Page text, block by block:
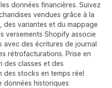
données financières. Suivez
vendues grâce à la
des variantes et du mappage
versements Shopify associe
avec des écritures de journal
rétrofacturations. Prise en
des classes et des
des stocks en temps réel
données historiques